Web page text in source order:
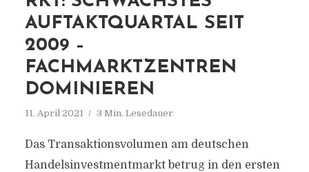
AUFTAKTQUARTAL SEIT
2009 –
FACHMARKTZENTREN
DOMINIEREN
11. April 2021 3 Min. Lesedauer
Das Transaktionsvolumen am deutschen
Handelsinvestmentmarkt betrug in den ersten